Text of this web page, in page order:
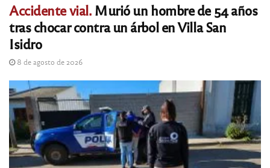
Accidente vial.Murió un hombre de 54 años
tras chocar contra un árbol en Villa San
Isidro
8 de agosto de 2026